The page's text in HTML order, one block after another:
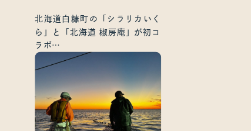
北海道白糠町の「シラリカいく
ら」と「北海道 椒房庵」が初コ
ラボ
“海の宝石”をふるさと納税返礼品
として受付開始